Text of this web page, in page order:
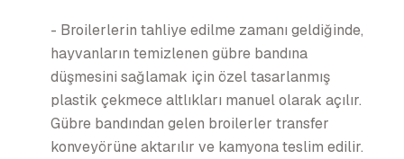
- Broilerlerin tahliye edilme zamanı geldiğinde,
hayvanların temizlenen gübre bandına
düşmesini sağlamak için özel tasarlanmış
plastik çekmece altlıkları manuel olarak açılır.
Gübre bandından gelen broilerler transfer
konveyörüne aktarılır ve kamyona teslim edilir.